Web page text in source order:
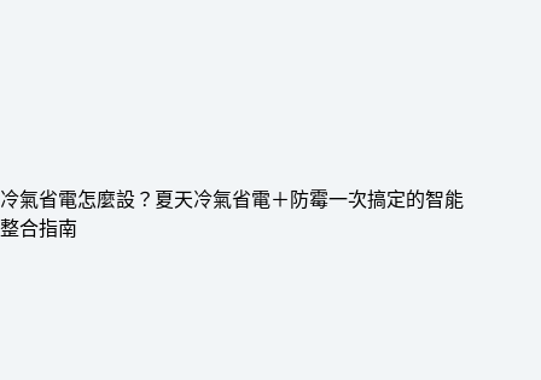
冷氣省電怎麼設？夏天冷氣省電＋防霉一次搞定的智能
整合指南